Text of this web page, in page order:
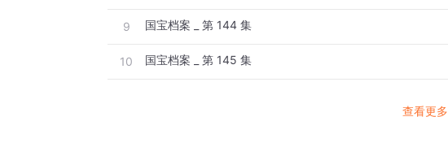
9 国宝档案 _ 第 144 集
10 国宝档案 _ 第 145 集
查看更多